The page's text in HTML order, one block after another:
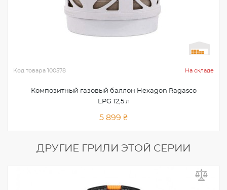
Код товара 100578 На складе
Композитный газовый баллон Hexagon Ragasco
LPG 12,5 л
5 899 ₴
ДРУГИЕ ГРИЛИ ЭТОЙ СЕРИИ